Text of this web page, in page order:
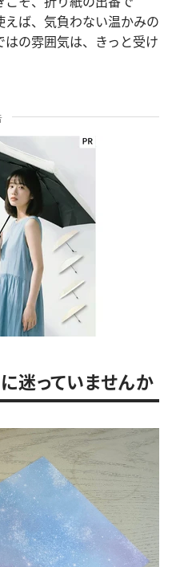
ば、気負わない温かみの
の雰囲気は、きっと受け
迷っていませんか